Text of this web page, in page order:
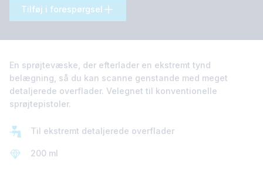
Tilføj i forespørgsel
En sprøjtevæske, der efterlader en ekstremt tynd
belægning, så du kan scanne genstande med meget
detaljerede overflader. Velegnet til konventionelle
sprøjtepistoler.
Til ekstremt detaljerede overflader
200 ml